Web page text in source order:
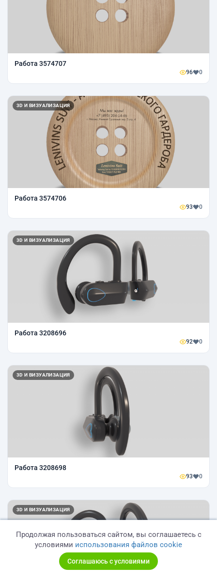
Работа 3574707
96 0
3D И ВИЗУАЛИЗАЦИЯ
Работа 3574706
93 0
3D И ВИЗУАЛИЗАЦИЯ
Работа 3208696
92 0
3D И ВИЗУАЛИЗАЦИЯ
Работа 3208698
93 0
3D И ВИЗУАЛИЗАЦИЯ
Продолжая пользоваться сайтом, вы соглашаетесь с
условиями использования файлов cookie
Соглашаюсь с условиями